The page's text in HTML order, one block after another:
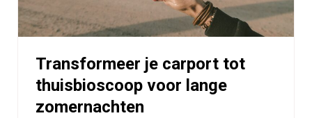
Transformeer je carport tot
thuisbioscoop voor lange
zomernachten